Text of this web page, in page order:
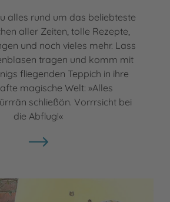
alles rund um das beliebteste
aller Zeiten, tolle Rezepte,
und noch vieles mehr. Lass
tragen und komm mit
fliegenden Teppich in ihre
magische Welt: »Alles
schließön. Vorrrsicht bei
die Abflug!«